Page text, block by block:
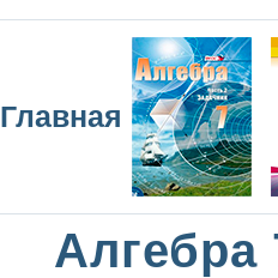
Главная
Алгебра